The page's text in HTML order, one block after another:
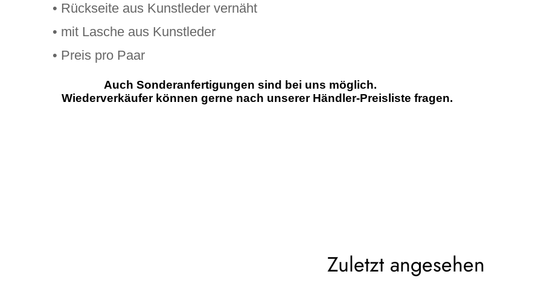
• Rückseite aus Kunstleder vernäht
• mit Lasche aus Kunstleder
• Preis pro Paar
Auch Sonderanfertigungen sind bei uns möglich.
Wiederverkäufer können gerne nach unserer Händler-Preisliste fragen.
Zuletzt angesehen